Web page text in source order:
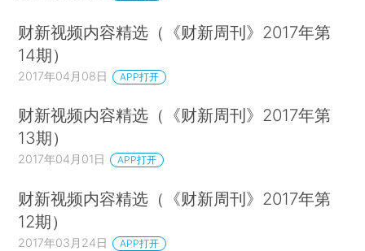
财新视频内容精选（《财新周刊》2017年第
14期）
2017年04月08日 APP打开
财新视频内容精选（《财新周刊》2017年第
13期）
2017年04月01日 APP打开
财新视频内容精选（《财新周刊》2017年第
12期）
2017年03月24日 APP打开